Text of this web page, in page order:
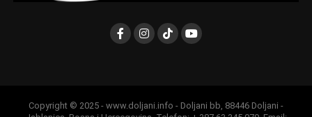
Copyright © 2025 - www.doljani.info - Doljani bb, 88446 Doljani -